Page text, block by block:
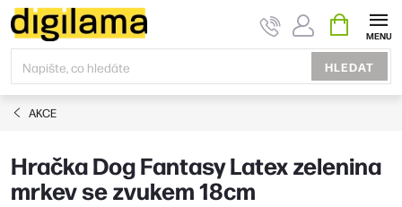
Přejít
na
obsah
HLEDAT
KOŠÍK
AKCE
Hračka Dog Fantasy Latex zelenina
mrkev se zvukem 18cm